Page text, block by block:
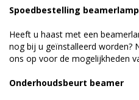
Spoedbestelling beamerlamp
Heeft u haast met een
nog bij u geïnstalleerd worden?
ons op voor de mogelijkheden
Onderhoudsbeurt beamer